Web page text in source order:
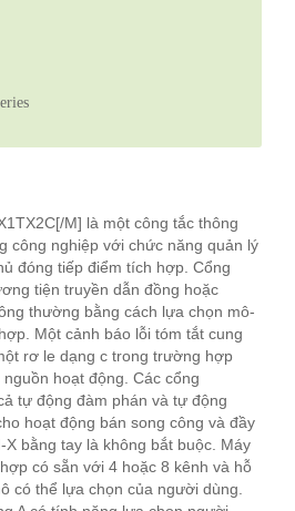
M] là một công tắc thông
công nghiệp với chức năng quản lý
đóng tiếp điểm tích hợp. Cổng
tiện truyền dẫn đồng hoặc
thường bằng cách lựa chọn mô-
Một cảnh báo lỗi tóm tắt cung
rơ le dạng c trong trường hợp
hoạt động. Các cổng
tự động đàm phán và tự động
hoạt động bán song công và đầy
bằng tay là không bắt buộc. Máy
có sẵn với 4 hoặc 8 kênh và hỗ
có thể lựa chọn của người dùng.